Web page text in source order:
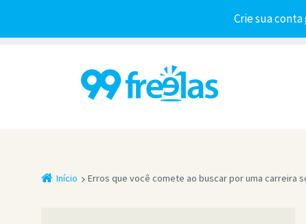
Crie sua
Início Erros que você comete ao buscar por uma carreira